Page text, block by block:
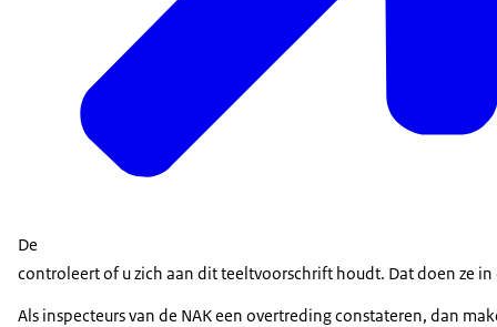
De
controleert of u zich aan dit teeltvoorschrift houdt. Dat doen ze
Als inspecteurs van de NAK een overtreding constateren, dan